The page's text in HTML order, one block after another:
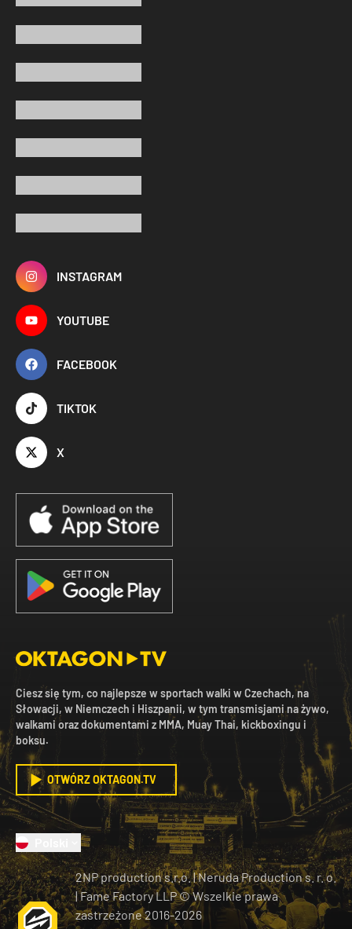
INSTAGRAM
YOUTUBE
FACEBOOK
TIKTOK
X
Ciesz się tym, co najlepsze w sportach walki w Czechach, na
Słowacji, w Niemczech i Hiszpanii, w tym transmisjami na żywo,
walkami oraz dokumentami z MMA, Muay Thai, kickboxingu i
boksu.
OTWÓRZ OKTAGON.TV
2NP production s.r.o.|Neruda Production s. r. o.
| Fame Factory LLP © Wszelkie prawa
zastrzeżone2016-2026